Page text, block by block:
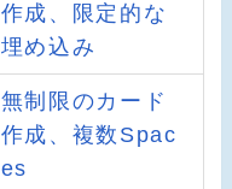
作成、限定的な
埋め込み
無制限のカード
作成、複数Spac
es